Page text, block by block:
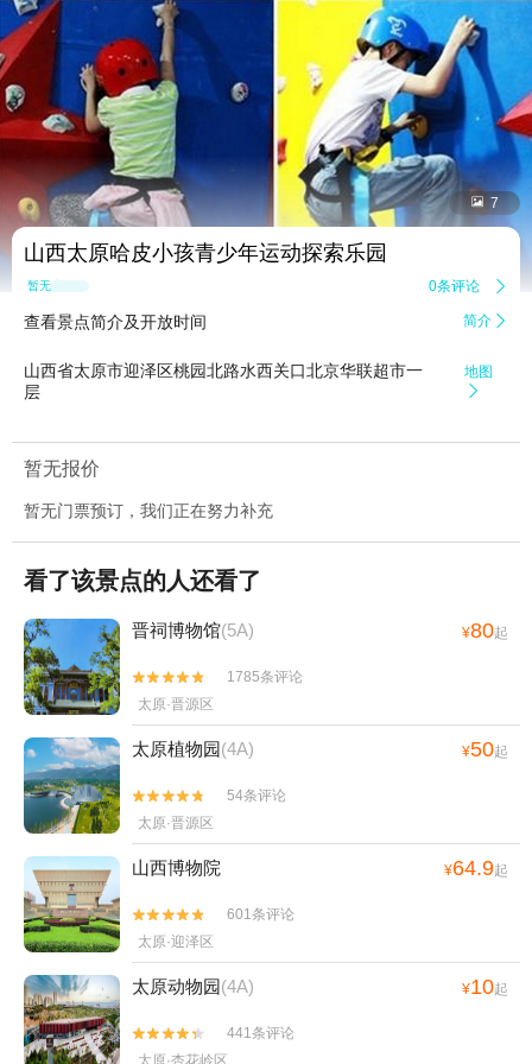
 7
山西太原哈皮小孩青少年运动探索乐园
暂无点评 0条评论 
查看景点简介及开放时间 简介 
山西省太原市迎泽区桃园北路水西关口北京华联超市一
层
地图

暂无报价
暂无门票预订，我们正在努力补充
看了该景点的人还看了
晋祠博物馆(5A) ¥80起


1785条评论
太原·晋源区
太原植物园(4A) ¥50起


54条评论
太原·晋源区
山西博物院 ¥64.9起


601条评论
太原·迎泽区
太原动物园(4A) ¥10起


441条评论
